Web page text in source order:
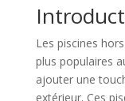
Les piscines
plus populaires
ajouter une
extérieur. Ces